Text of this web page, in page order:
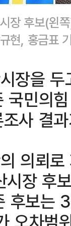
장 후보(왼
현, 홍금표
장을
국민의
사 결
의뢰
장 후
후보는
오차